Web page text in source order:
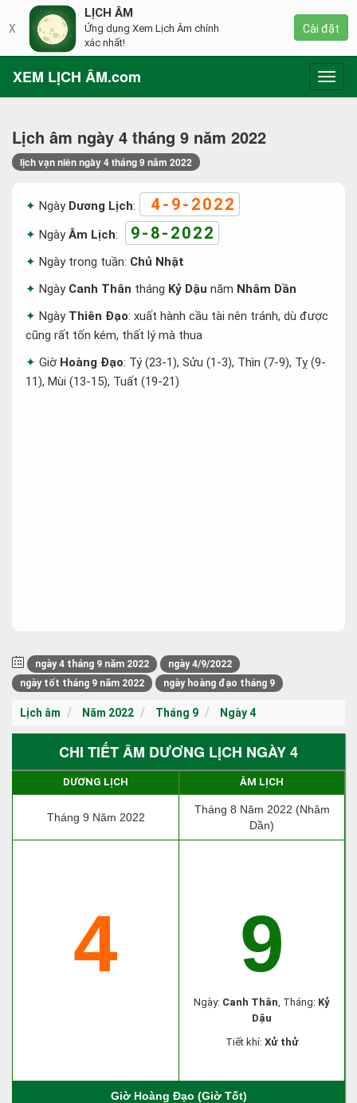
XEM LỊCH ÂM.com
Lịch âm ngày 4 tháng 9 năm 2022
lịch vạn niên ngày 4 tháng 9 năm 2022
Ngày Dương Lịch: 4-9-2022
NgàyÂm Lịch: 9-8-2022
Ngày trong tuần: Chủ Nhật
Ngày Canh Thân tháng Kỷ Dậu năm Nhâm Dần
Ngày Thiên Đạo: xuất hành cầu tài nên tránh, dù được
cũng rất tốn kém, thất lý mà thua
Giờ Hoàng Đạo: Tý (23-1), Sửu (1-3), Thìn (7-9), Tỵ (9-
11), Mùi (13-15), Tuất (19-21)
ngày 4 tháng 9 năm 2022
ngày 4/9/2022
ngày tốt tháng 9 năm 2022
ngày hoàng đạo tháng 9
Lịch âm Năm 2022 Tháng 9 Ngày 4
CHI TIẾT ÂM DƯƠNG LỊCH NGÀY 4
DƯƠNG LỊCH ÂM LỊCH
Tháng 9 Năm 2022
Tháng 8 Năm 2022 (Nhâm
Dần)
4 9
Ngày: Canh Thân, Tháng: Kỷ
Dậu
Tiết khí: Xử thử
Giờ Hoàng Đạo (Giờ Tốt)
X
LỊCH ÂM
Ứng dụng Xem Lịch Âm chính
xác nhất!
Cài đặt